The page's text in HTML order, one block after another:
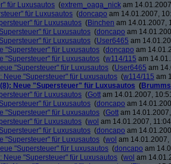
für Luxusautos (extrem_oaga_nick am
für Luxusautos (doncapo am 14.01.2007,
für Luxusautos (Binchen am 14.01.2007,
für Luxusautos (doncapo am
für Luxusautos (User6465 am
"Supersteuer" für Luxusautos (doncapo am
"Supersteuer" für Luxusautos (w114/115 am
"Supersteuer" für Luxusautos (User6465 am
Neue "Supersteuer" für Luxusautos (w114/115 am
Neue "Supersteuer" für Luxusautos (
für Luxusautos (Gott am 14.01.2007,
für Luxusautos (doncapo am
"Supersteuer" für Luxusautos (Gott am
für Luxusautos (wol am 14.01.2007,
für Luxusautos (doncapo am
"Supersteuer" für Luxusautos (wol am 14.01.2007,
"Supersteuer" für Luxusautos (doncapo am
Neue "Supersteuer" für Luxusautos (wol am